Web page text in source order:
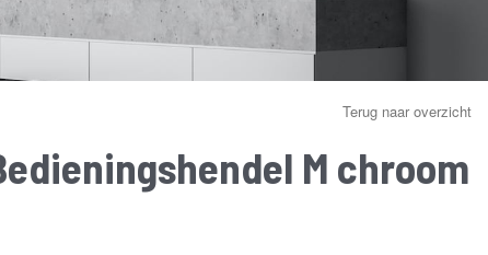
Terug naar overzicht
M chroom